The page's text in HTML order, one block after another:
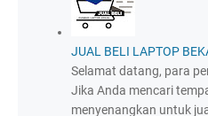
JUAL BELI LAPTOP
Selamat datang, para
Jika Anda mencari
menyenangkan untuk